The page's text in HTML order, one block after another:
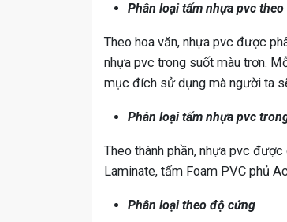
Phân loại tấm nhựa pvc theo
Theo hoa văn, nhựa pvc được
nhựa pvc trong suốt màu trơn.
mục đích sử dụng mà người ta
Phân loại tấm nhựa pvc
Theo thành phần, nhựa pvc
Laminate, tấm Foam PVC phủ
Phân loại theo độ cứng